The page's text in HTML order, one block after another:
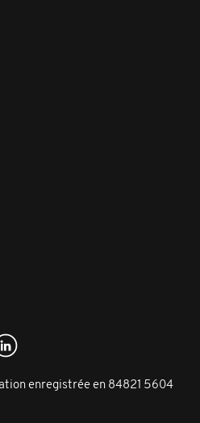
enregistrée en 84821 5604